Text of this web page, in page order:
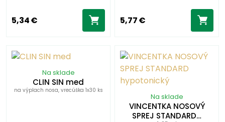
5,34 € 5,77 €
Na sklade
CLIN SIN med
na výplach nosa, vrecúška 1x30 ks
Na sklade
VINCENTKA NOSOVÝ
SPREJ STANDARD…